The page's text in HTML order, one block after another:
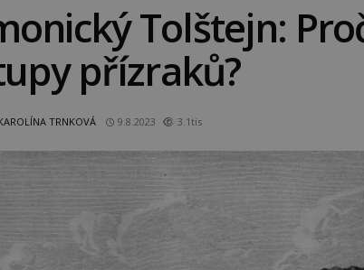
Tolštejn:
přízraků?
TRNKOVÁ 9.8.2023 3.1tis